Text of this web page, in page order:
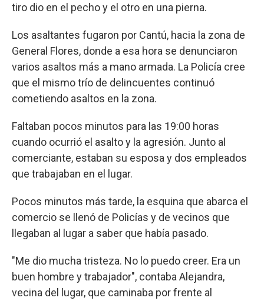
tiro dio en el pecho y el otro en una pierna.
Los asaltantes fugaron por Cantú, hacia la zona de
General Flores, donde a esa hora se denunciaron
varios asaltos más a mano armada. La Policía cree
que el mismo trío de delincuentes continuó
cometiendo asaltos en la zona.
Faltaban pocos minutos para las 19:00 horas
cuando ocurrió el asalto y la agresión. Junto al
comerciante, estaban su esposa y dos empleados
que trabajaban en el lugar.
Pocos minutos más tarde, la esquina que abarca el
comercio se llenó de Policías y de vecinos que
llegaban al lugar a saber que había pasado.
"Me dio mucha tristeza. No lo puedo creer. Era un
buen hombre y trabajador", contaba Alejandra,
vecina del lugar, que caminaba por frente al